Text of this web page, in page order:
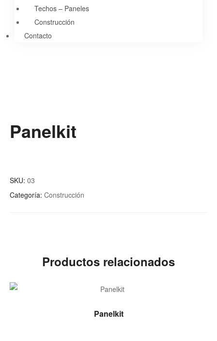
Techos – Paneles
Construcción
Contacto
Panelkit
SKU: 03
Categoría: Construcción
Productos relacionados
LEER MÁS
Panelkit